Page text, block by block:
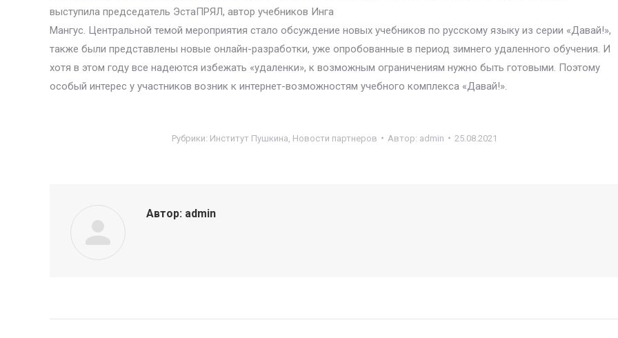
выступила председатель ЭстаПРЯЛ, автор учебников Инга
Мангус. Центральной темой мероприятия стало обсуждение новых учебников по русскому языку из серии «Давай!»,
также были представлены новые онлайн-разработки, уже опробованные в период зимнего удаленного обучения. И
хотя в этом году все надеются избежать «удаленки», к возможным ограничениям нужно быть готовыми. Поэтому
особый интерес у участников возник к интернет-возможностям учебного комплекса «Давай!».
Рубрики: Институт Пушкина Новости партнеров Автор: admin 25.08.2021
Автор: admin